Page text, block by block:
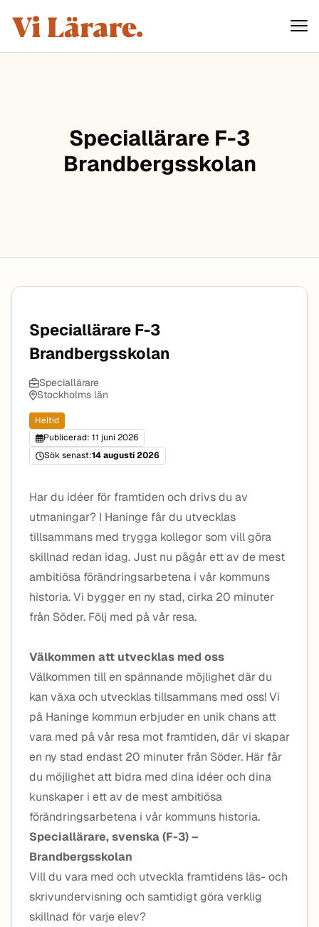
Hoppa till innehåll
ViLärare
Speciallärare F-3
Brandbergsskolan
Speciallärare F-3
Brandbergsskolan
Speciallärare
Stockholms län
Heltid
Publicerad: 11 juni 2026
Sök senast:14 augusti 2026
Har du idéer för framtiden och drivs du av
utmaningar? I Haninge får du utvecklas
tillsammans med trygga kollegor som vill göra
skillnad redan idag. Just nu pågår ett av de mest
ambitiösa förändringsarbetena i vår kommuns
historia. Vi bygger en ny stad, cirka 20 minuter
från Söder. Följ med på vår resa.
Välkommen att utvecklas med oss
Välkommen till en spännande möjlighet där du
kan växa och utvecklas tillsammans med oss! Vi
på Haninge kommun erbjuder en unik chans att
vara med på vår resa mot framtiden, där vi skapar
en ny stad endast 20 minuter från Söder. Här får
du möjlighet att bidra med dina idéer och dina
kunskaper i ett av de mest ambitiösa
förändringsarbetena i vår kommuns historia.
Speciallärare, svenska (F-3) –
Brandbergsskolan
Vill du vara med och utveckla framtidens läs- och
skrivundervisning och samtidigt göra verklig
skillnad för varje elev?